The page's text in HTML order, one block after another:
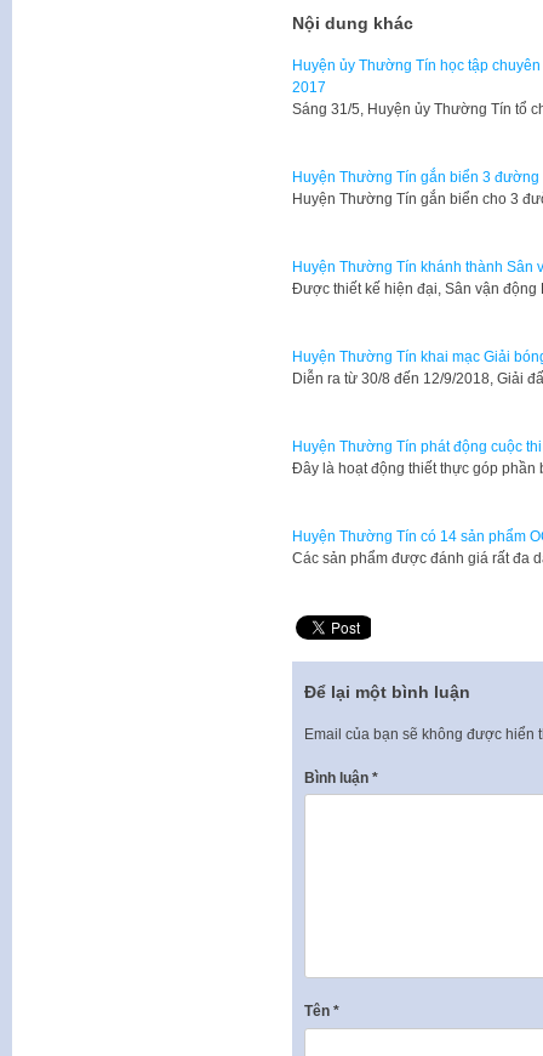
Nội dung khác
Huyện ủy Thường Tín học tập
2017
Sáng 31/5, Huyện ủy Thường Tín tổ
Huyện Thường Tín gắn biển 3
Huyện Thường Tín gắn biển cho 3
Huyện Thường Tín khánh thành Sân
Được thiết kế hiện đại, Sân vận
Huyện Thường Tín khai mạc Giải
Diễn ra từ 30/8 đến 12/9/2018, Giải
Huyện Thường Tín phát động cuộc
Đây là hoạt động thiết thực góp
Huyện Thường Tín có 14 sản phẩm
Các sản phẩm được đánh giá rất đa
Để lại một bình luận
Email của bạn sẽ không được hiển
Bình luận *
Tên *